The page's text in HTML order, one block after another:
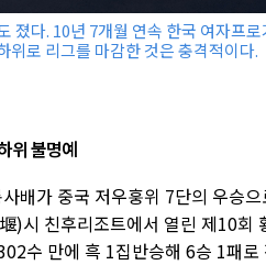
졌다. 10년 7개월 연속 한국 여자프
로 리그를 마감한 것은 충격적이다.
위 불명예
배가 중국 저우훙위 7단의 우승
)시 친후리조트에서 열린 제10회
수 만에 흑 1집반승해 6승 1패로